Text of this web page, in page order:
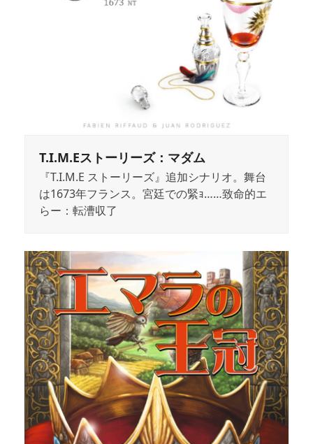
T.I.M.Eストーリーズ：マダム
『T.I.M.E ストーリーズ』追加シナリオ。舞台
は1673年フランス。宮廷での緊ｮ……致命的エ
らー：転漕収了